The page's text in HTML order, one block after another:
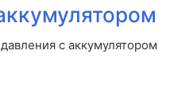
с аккумулятором